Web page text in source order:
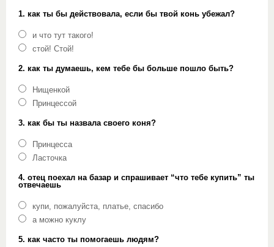
1. как ты бы действовала, если бы твой конь убежал?
и что тут такого!
стой! Стой!
2. как ты думаешь, кем тебе бы больше пошло быть?
Нищенкой
Принцессой
3. как бы ты назвала своего коня?
Принцесса
Ласточка
4. отец поехал на базар и спрашивает “что тебе купить” ты
отвечаешь
купи, пожалуйста, платье, спасибо
а можно куклу
5. как часто ты помогаешь людям?